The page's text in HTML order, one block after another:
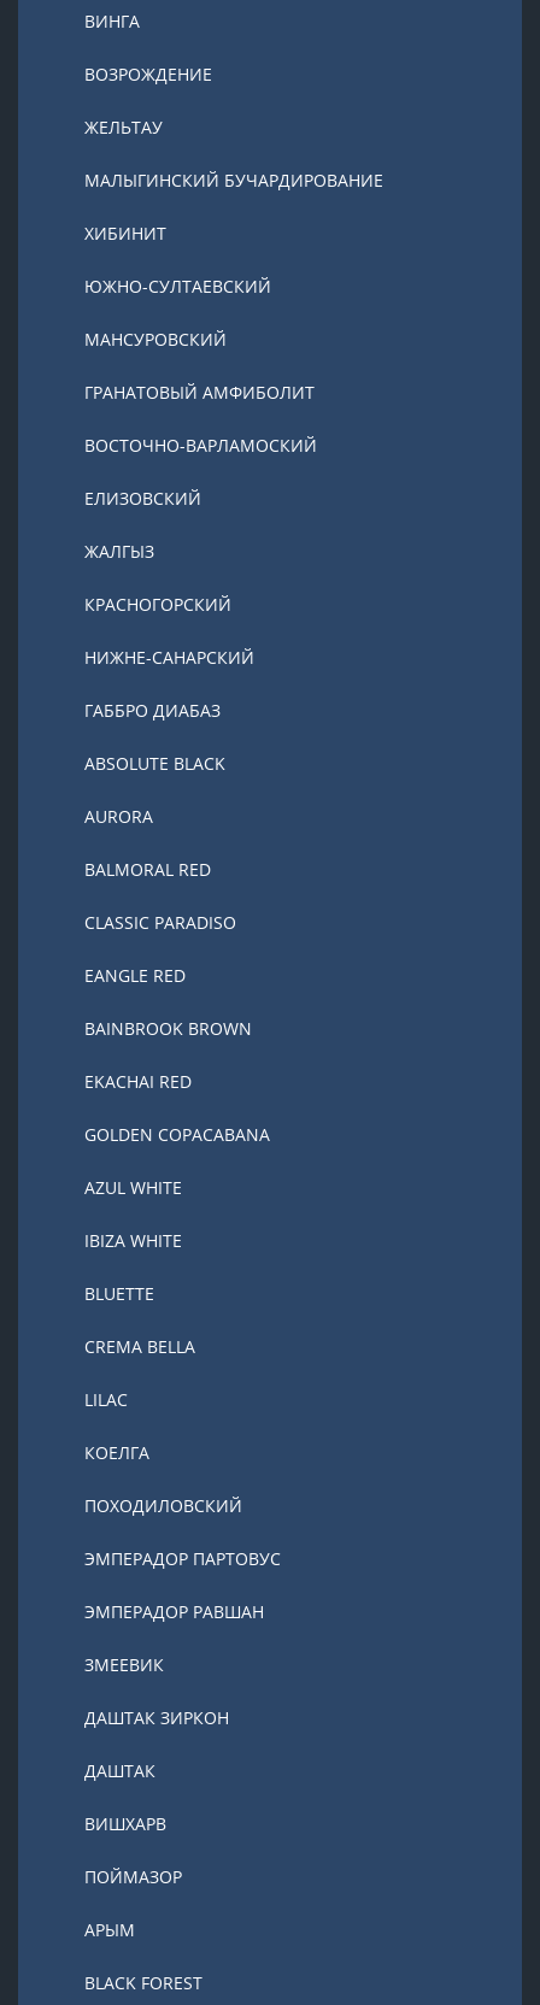
ВИНГА
ВОЗРОЖДЕНИЕ
ЖЕЛЬТАУ
МАЛЫГИНСКИЙ БУЧАРДИРОВАНИЕ
ХИБИНИТ
ЮЖНО-СУЛТАЕВСКИЙ
МАНСУРОВСКИЙ
ГРАНАТОВЫЙ АМФИБОЛИТ
ВОСТОЧНО-ВАРЛАМОСКИЙ
ЕЛИЗОВСКИЙ
ЖАЛГЫЗ
КРАСНОГОРСКИЙ
НИЖНЕ-САНАРСКИЙ
ГАББРО ДИАБАЗ
ABSOLUTE BLACK
AURORA
BALMORAL RED
CLASSIC PARADISO
EANGLE RED
BAINBROOK BROWN
EKACHAI RED
GOLDEN COPACABANA
AZUL WHITE
IBIZA WHITE
BLUETTE
CREMA BELLA
LILAC
КОЕЛГА
ПОХОДИЛОВСКИЙ
ЭМПЕРАДОР ПАРТОВУС
ЭМПЕРАДОР РАВШАН
ЗМЕЕВИК
ДАШТАК ЗИРКОН
ДАШТАК
ВИШХАРВ
ПОЙМАЗОР
АРЫМ
BLACK FOREST